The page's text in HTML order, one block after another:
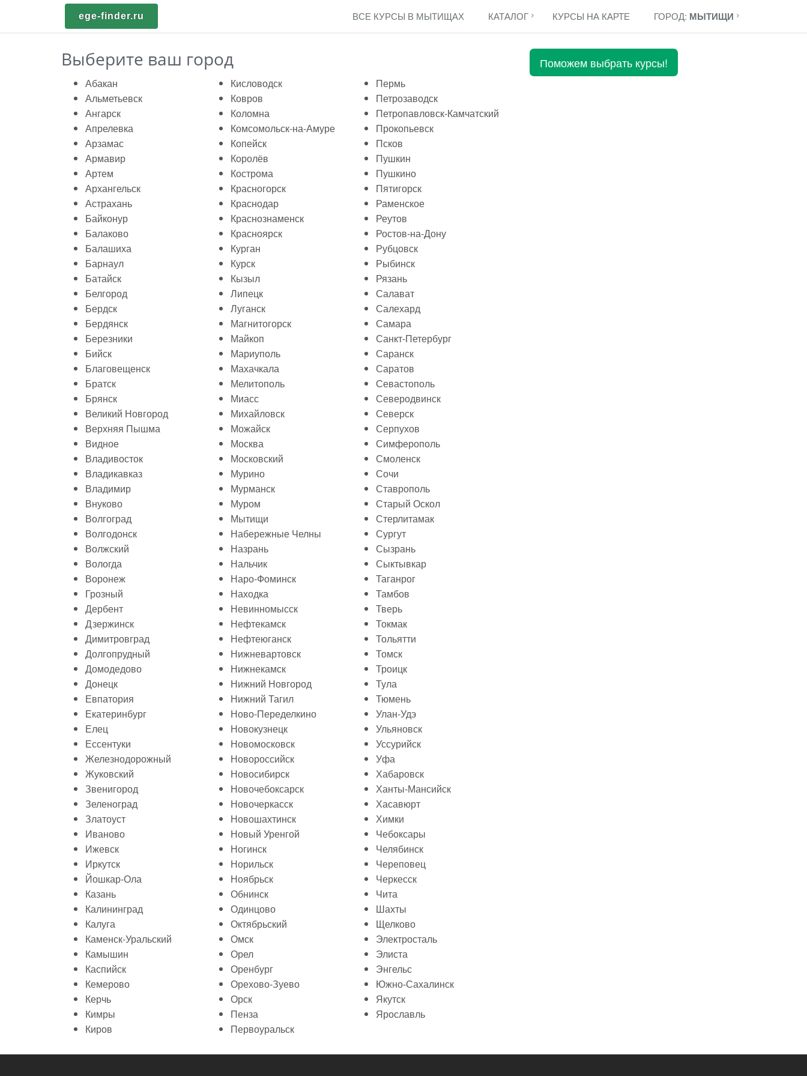
ege-finder.ru ВСЕ КУРСЫ В МЫТИЩАХ КАТАЛОГ КУРСЫ НА КАРТЕ ГОРОД: МЫТИЩИ
Выберите ваш город
Абакан
Альметьевск
Ангарск
Апрелевка
Арзамас
Армавир
Артем
Архангельск
Астрахань
Байконур
Балаково
Балашиха
Барнаул
Батайск
Белгород
Бердск
Бердянск
Березники
Бийск
Благовещенск
Братск
Брянск
Великий Новгород
Верхняя Пышма
Видное
Владивосток
Владикавказ
Владимир
Внуково
Волгоград
Волгодонск
Волжский
Вологда
Воронеж
Грозный
Дербент
Дзержинск
Димитровград
Долгопрудный
Домодедово
Донецк
Евпатория
Екатеринбург
Елец
Ессентуки
Железнодорожный
Жуковский
Звенигород
Зеленоград
Златоуст
Иваново
Ижевск
Иркутск
Йошкар-Ола
Казань
Калининград
Калуга
Каменск-Уральский
Камышин
Каспийск
Кемерово
Керчь
Кимры
Киров
Кисловодск
Ковров
Коломна
Комсомольск-на-Амуре
Копейск
Королёв
Кострома
Красногорск
Краснодар
Краснознаменск
Красноярск
Курган
Курск
Кызыл
Липецк
Луганск
Магнитогорск
Майкоп
Мариуполь
Махачкала
Мелитополь
Миасс
Михайловск
Можайск
Москва
Московский
Мурино
Мурманск
Муром
Мытищи
Набережные Челны
Назрань
Нальчик
Наро-Фоминск
Находка
Невинномысск
Нефтекамск
Нефтеюганск
Нижневартовск
Нижнекамск
Нижний Новгород
Нижний Тагил
Ново-Переделкино
Новокузнецк
Новомосковск
Новороссийск
Новосибирск
Новочебоксарск
Новочеркасск
Новошахтинск
Новый Уренгой
Ногинск
Норильск
Ноябрьск
Обнинск
Одинцово
Октябрьский
Омск
Орел
Оренбург
Орехово-Зуево
Орск
Пенза
Первоуральск
Пермь
Петрозаводск
Петропавловск-Камчатский
Прокопьевск
Псков
Пушкин
Пушкино
Пятигорск
Раменское
Реутов
Ростов-на-Дону
Рубцовск
Рыбинск
Рязань
Салават
Салехард
Самара
Санкт-Петербург
Саранск
Саратов
Севастополь
Северодвинск
Северск
Серпухов
Симферополь
Смоленск
Сочи
Ставрополь
Старый Оскол
Стерлитамак
Сургут
Сызрань
Сыктывкар
Таганрог
Тамбов
Тверь
Токмак
Тольятти
Томск
Троицк
Тула
Тюмень
Улан-Удэ
Ульяновск
Уссурийск
Уфа
Хабаровск
Ханты-Мансийск
Хасавюрт
Химки
Чебоксары
Челябинск
Череповец
Черкесск
Чита
Шахты
Щелково
Электросталь
Элиста
Энгельс
Южно-Сахалинск
Якутск
Ярославль
Поможем выбрать курсы!